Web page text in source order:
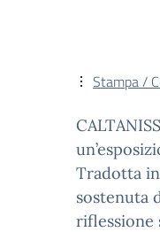
Tradotta
sostenuta
riflessione
Stampa /